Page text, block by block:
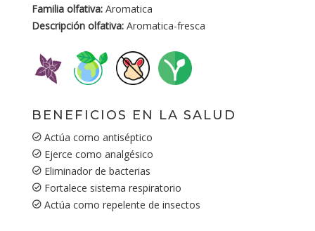
Familia olfativa: Aromatica
Descripción olfativa: Aromatica-fresca
BENEFICIOS EN LA SALUD
Actúa como antiséptico
Ejerce como analgésico
Eliminador de bacterias
Fortalece sistema respiratorio
Actúa como repelente de insectos